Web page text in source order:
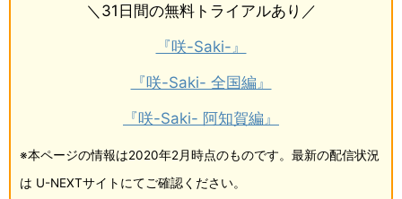
＼31日間の無料トライアルあり／
『咲-Saki-』
『咲-Saki- 全国編』
『咲-Saki- 阿知賀編』
※本ページの情報は2020年2月時点のものです。最新の配信状況
は U-NEXTサイトにてご確認ください。